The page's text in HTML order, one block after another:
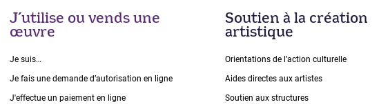
J’utilise ou vends une
œuvre
Je suis…
Je fais une demande dʼautorisation en ligne
J'effectue un paiement en ligne
Soutien à la création
artistique
Orientations de lʼaction culturelle
Aides directes aux artistes
Soutien aux structures